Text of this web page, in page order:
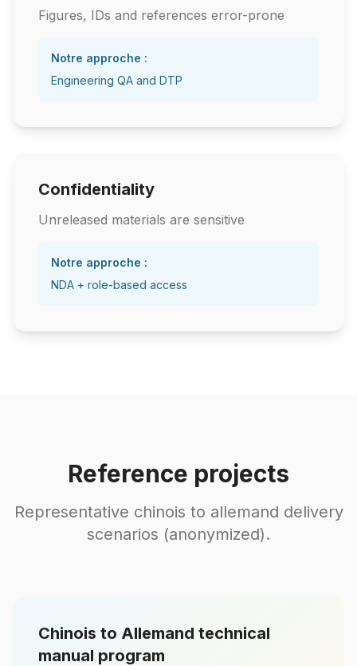
Figures, IDs and references error-prone
Notre approche :
Engineering QA and DTP
Confidentiality
Unreleased materials are sensitive
Notre approche :
NDA + role-based access
Reference projects
Representative chinois to allemand delivery
scenarios (anonymized).
Chinois to Allemand technical
manual program